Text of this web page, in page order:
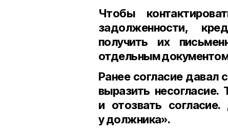
Чтобы
задолженности,
получить их
отдельным
Ранее согласие давал
выразить
и отозвать
у должника».